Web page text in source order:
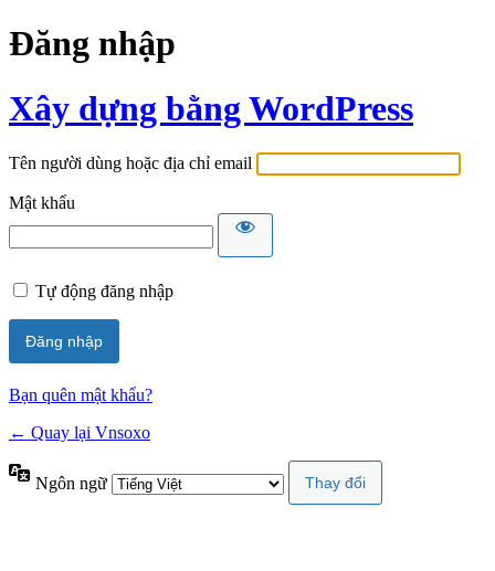
Đăng nhập
Xây dựng bằng WordPress
Tên người dùng hoặc địa chỉ email
Mật khẩu
Tự động đăng nhập
Bạn quên mật khẩu?
← Quay lại Vnsoxo
Ngôn ngữ